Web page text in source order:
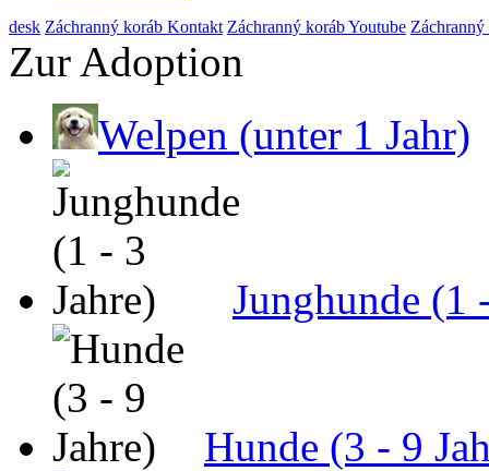
desk Záchranný koráb Kontakt Záchranný koráb Youtube
Zur Adoption
Welpen (unter 1 Jahr)
Junghunde (1
Hunde (3 - 9